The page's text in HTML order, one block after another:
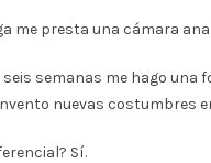
me presta una cámara
seis semanas me hago una
nuevas costumbres
Sí.